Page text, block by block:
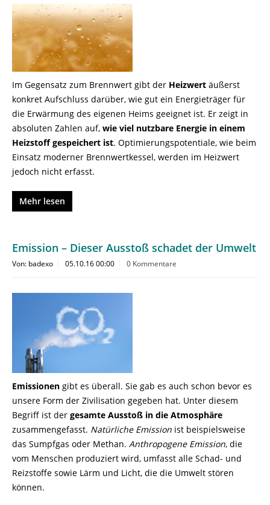
Im Gegensatz zum Brennwert gibt der Heizwert äußerst
konkret Aufschluss darüber, wie gut ein Energieträger für
die Erwärmung des eigenen Heims geeignet ist. Er zeigt in
absoluten Zahlen auf, wie viel nutzbare Energie in einem
Heizstoff gespeichert ist. Optimierungspotentiale, wie beim
Einsatz moderner Brennwertkessel, werden im Heizwert
jedoch nicht erfasst.
Mehr lesen
Emission – Dieser Ausstoß schadet der Umwelt
Von: badexo 05.10.16 00:00 0 Kommentare
Emissionen gibt es überall. Sie gab es auch schon bevor es
unsere Form der Zivilisation gegeben hat. Unter diesem
Begriff ist der gesamte Ausstoß in die Atmosphäre
zusammengefasst. Natürliche Emission ist beispielsweise
das Sumpfgas oder Methan. Anthropogene Emission, die
vom Menschen produziert wird, umfasst alle Schad- und
Reizstoffe sowie Lärm und Licht, die die Umwelt stören
können.